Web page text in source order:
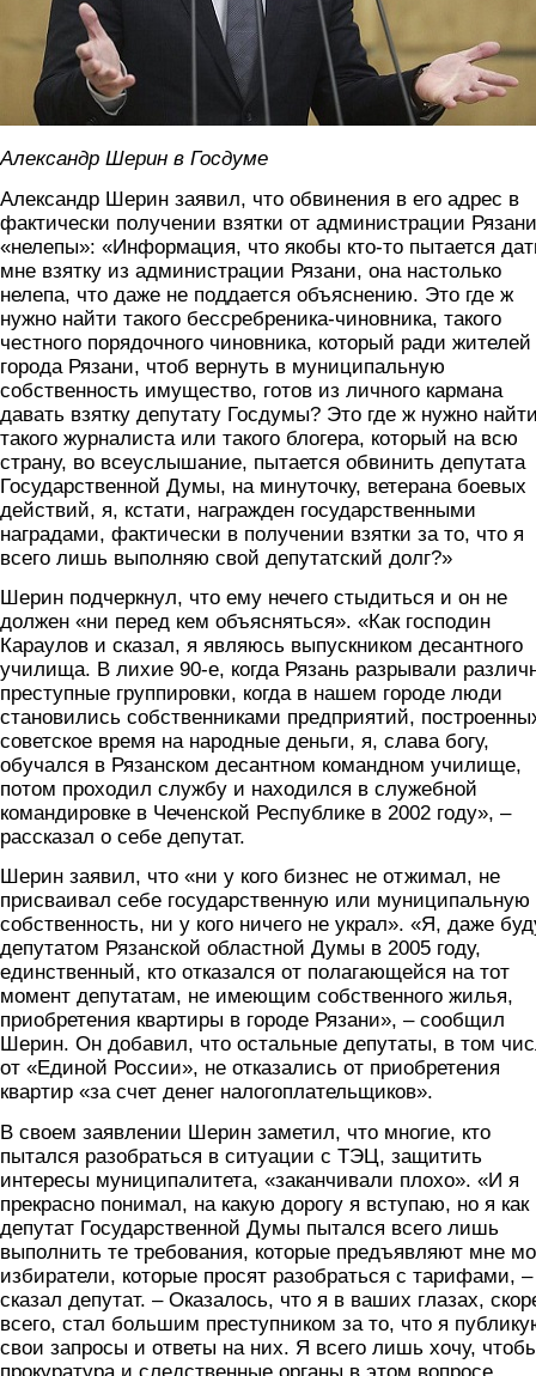
Александр Шерин в Госдуме
Александр Шерин заявил, что обвинения в его адрес в
фактически получении взятки от администрации Рязани
«нелепы»: «Информация, что якобы кто-то пытается
мне взятку из администрации Рязани, она настолько
нелепа, что даже не поддается объяснению. Это где ж
нужно найти такого бессребреника-чиновника, такого
честного порядочного чиновника, который ради жителей
города Рязани, чтоб вернуть в муниципальную
собственность имущество, готов из личного кармана
давать взятку депутату Госдумы? Это где ж нужно
такого журналиста или такого блогера, который на всю
страну, во всеуслышание, пытается обвинить депутата
Государственной Думы, на минуточку, ветерана боевых
действий, я, кстати, награжден государственными
наградами, фактически в получении взятки за то, что я
всего лишь выполняю свой депутатский долг?»
Шерин подчеркнул, что ему нечего стыдиться и он не
должен «ни перед кем объясняться». «Как господин
Караулов и сказал, я являюсь выпускником десантного
училища. В лихие 90-е, когда Рязань разрывали
преступные группировки, когда в нашем городе люди
становились собственниками предприятий,
советское время на народные деньги, я, слава богу,
обучался в Рязанском десантном командном училище,
потом проходил службу и находился в служебной
командировке в Чеченской Республике в 2002 году», –
рассказал о себе депутат.
Шерин заявил, что «ни у кого бизнес не отжимал, не
присваивал себе государственную или муниципальную
собственность, ни у кого ничего не украл». «Я, даже
депутатом Рязанской областной Думы в 2005 году,
единственный, кто отказался от полагающейся на тот
момент депутатам, не имеющим собственного жилья,
приобретения квартиры в городе Рязани», – сообщил
Шерин. Он добавил, что остальные депутаты, в том
от «Единой России», не отказались от приобретения
квартир «за счет денег налогоплательщиков».
В своем заявлении Шерин заметил, что многие, кто
пытался разобраться в ситуации с ТЭЦ, защитить
интересы муниципалитета, «заканчивали плохо». «И я
прекрасно понимал, на какую дорогу я вступаю, но я как
депутат Государственной Думы пытался всего лишь
выполнить те требования, которые предъявляют мне
избиратели, которые просят разобраться с тарифами, –
сказал депутат. – Оказалось, что я в ваших глазах,
всего, стал большим преступником за то, что я
свои запросы и ответы на них. Я всего лишь хочу,
прокуратура и следственные органы в этом вопросе